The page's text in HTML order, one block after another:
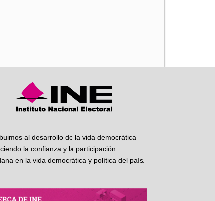
al desarrollo de la vida democrática
la confianza y la participación
en la vida democrática y política del país.